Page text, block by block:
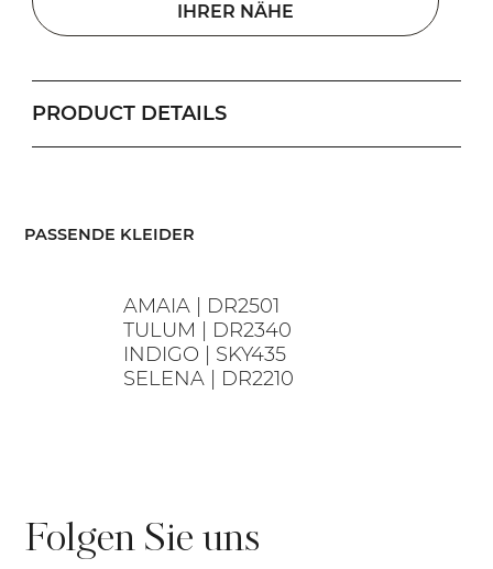
IHRER NÄHE
PRODUCT DETAILS
​PASSENDE KLEIDER
AMAIA | DR2501
TULUM | DR2340
INDIGO | SKY435
SELENA | DR2210
Folgen Sie uns